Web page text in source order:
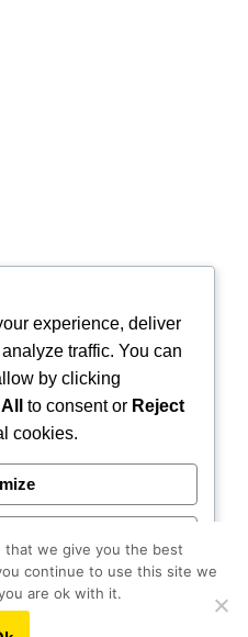
experience, deliver
traffic. You can
by clicking
to consent or Reject
cookies.
All
that we give you the best
continue to use this site we
are ok with it.